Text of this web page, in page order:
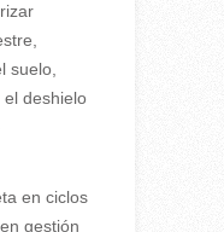
suelo,
deshielo
en ciclos
gestión